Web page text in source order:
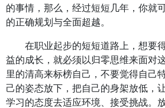
的事情，那么，经过短短几年，你就
的正确规划与全面超越。
在职业起步的短短道路上，想要
益的成长，就必须以归零思维来面对
里的清高来标榜自己，不要觉得自己
己的姿态放下，把自己的身架放低，
学习的态度去适应环境、接受挑战。